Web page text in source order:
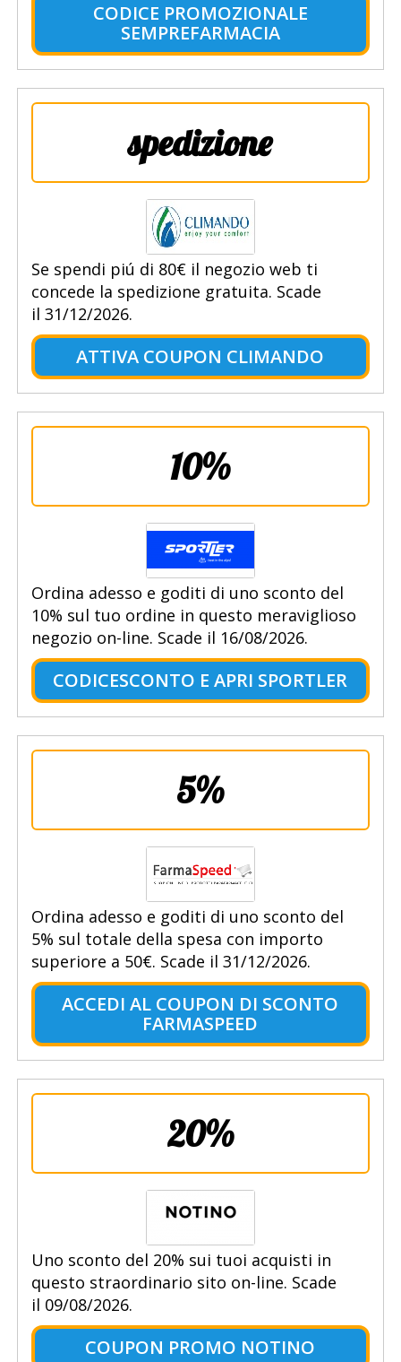
CODICE PROMOZIONALE
SEMPREFARMACIA
spedizione
Se spendi piú di 80€ il negozio web ti
concede la spedizione gratuita. Scade
il 31/12/2026.
ATTIVA COUPON CLIMANDO
10%
Ordina adesso e goditi di uno sconto del
10% sul tuo ordine in questo meraviglioso
negozio on-line. Scade il 16/08/2026.
CODICESCONTO E APRI SPORTLER
5%
Ordina adesso e goditi di uno sconto del
5% sul totale della spesa con importo
superiore a 50€. Scade il 31/12/2026.
ACCEDI AL COUPON DI SCONTO
FARMASPEED
20%
Uno sconto del 20% sui tuoi acquisti in
questo straordinario sito on-line. Scade
il 09/08/2026.
COUPON PROMO NOTINO